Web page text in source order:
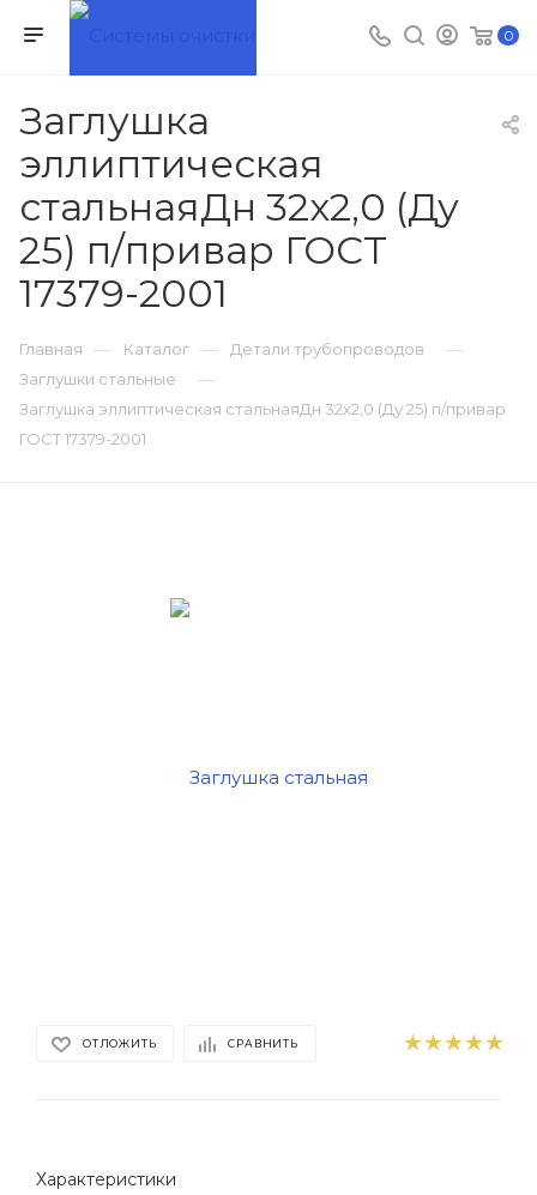
0
Заглушка
эллиптическая
стальнаяДн 32х2,0 (Ду
25) п/привар ГОСТ
17379-2001
Главная — Каталог — Детали трубопроводов —
Заглушки стальные —
Заглушка эллиптическая стальнаяДн 32х2,0 (Ду 25) п/привар
ГОСТ 17379-2001
ОТЛОЖИТЬ СРАВНИТЬ
Характеристики